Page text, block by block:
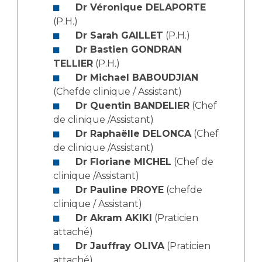
Salon des familles
Transports sanitaires
Vos droits, vos devoirs
Handicap
Handi 13
Pôle Médecine Physique et Réadaptation
Accueil sourds et malentendants
Charte Romain Jacob
Mouvement Parcours Handicap 13
Activité physique
Les structures de recherche
Écoles et Instituts de Formation
Plateforme des internes
Professionnels de santé
Adresser un patient
Réseaux de soins
Adresser un examen au Laboratoire de Biologie
Médicale
Radiologie / Imagerie
Cancérologie
Dr Véronique DELAPORTE
(P.H.)
Dr Sarah GAILLET (P.H.)
Dr Bastien GONDRAN
TELLIER (P.H.)
Dr Michael BABOUDJIAN
(Chefde clinique / Assistant)
Dr Quentin BANDELIER (Chef
de clinique /Assistant)
Dr Raphaëlle DELONCA(Chef
de clinique /Assistant)
Dr Floriane MICHEL (Chef de
clinique /Assistant)
Dr Pauline PROYE (chefde
clinique / Assistant)
Dr Akram AKIKI (Praticien
attaché)
Dr Jauffray OLIVA(Praticien